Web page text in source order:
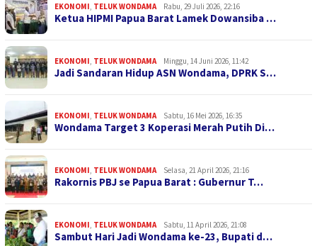
EKONOMI TELUK WONDAMA Rabu, 29 Juli 2026, 22:16
Ketua HIPMI Papua Barat Lamek Dowansiba …
EKONOMI TELUK WONDAMA Minggu, 14 Juni 2026, 11:42
Jadi Sandaran Hidup ASN Wondama, DPRK S…
EKONOMI TELUK WONDAMA Sabtu, 16 Mei 2026, 16:35
Wondama Target 3 Koperasi Merah Putih Di…
EKONOMI TELUK WONDAMA Selasa, 21 April 2026, 21:16
Rakornis PBJ se Papua Barat : Gubernur T…
EKONOMI TELUK WONDAMA Sabtu, 11 April 2026, 21:08
Sambut Hari Jadi Wondama ke-23, Bupati d…